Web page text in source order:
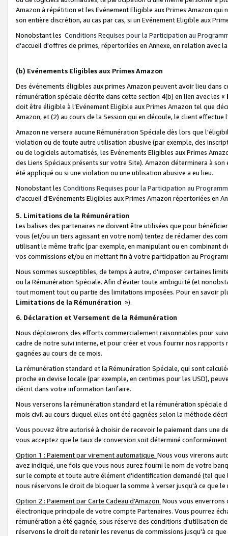
Amazon à répétition et les Evénement Eligible aux Primes Amazon qui
son entière discrétion, au cas par cas, si un Evénement Eligible aux
Nonobstant les Conditions Requises pour la Participation au
d'accueil d'offres de primes, répertoriées en Annexe, en relation avec
(b) Evénements Eligibles aux Primes Amazon
Des événements éligibles aux primes Amazon peuvent avoir lieu dans
rémunération spéciale décrite dans cette section 4(b) en lien avec les «
doit être éligible à l’Evénement Eligible aux Primes Amazon tel que
Amazon, et (2) au cours de la Session qui en découle, le client
Amazon ne versera aucune Rémunération Spéciale dès lors que
violation ou de toute autre utilisation abusive (par exemple, des
ou de logiciels automatisés, les Evénements Eligibles aux Primes
des Liens Spéciaux présents sur votre Site). Amazon déterminera à
été appliqué ou si une violation ou une utilisation abusive a eu lieu.
Nonobstant les Conditions Requises pour la Participation au
d'accueil d'Evénements Eligibles aux Primes Amazon répertoriées en
5. Limitations de la Rémunération
Les balises des partenaires ne doivent être utilisées que pour
vous (et/ou un tiers agissant en votre nom) tentez de réclamer des
utilisant le même trafic (par exemple, en manipulant ou en combinant
vos commissions et/ou en mettant fin à votre participation au
Nous sommes susceptibles, de temps à autre, d'imposer certaines
ou la Rémunération Spéciale. Afin d'éviter toute ambiguïté (et
tout moment tout ou partie des limitations imposées. Pour en savoir
Limitations de la Rémunération »).
6. Déclaration et Versement de la Rémunération
Nous déploierons des efforts commercialement raisonnables pour
cadre de notre suivi interne, et pour créer et vous fournir nos
gagnées au cours de ce mois.
La rémunération standard et la Rémunération Spéciale, qui sont
proche en devise locale (par exemple, en centimes pour les USD),
décrit dans votre information tarifaire.
Nous verserons la rémunération standard et la rémunération spéciale
mois civil au cours duquel elles ont été gagnées selon la méthode
Vous pouvez être autorisé à choisir de recevoir le paiement dans une
vous acceptez que le taux de conversion soit déterminé
Option 1 : Paiement par virement automatique. Nous vous virerons
avez indiqué, une fois que vous nous aurez fourni le nom de votre
sur le compte et toute autre élément d'identification demandé (tel que
nous réservons le droit de bloquer la somme à verser jusqu'à ce que
Option 2 : Paiement par Carte Cadeau d’Amazon. Nous vous
électronique principale de votre compte Partenaires. Vous pourrez
rémunération a été gagnée, sous réserve des conditions d'utilisation
réservons le droit de retenir les revenus de commissions jusqu'à ce